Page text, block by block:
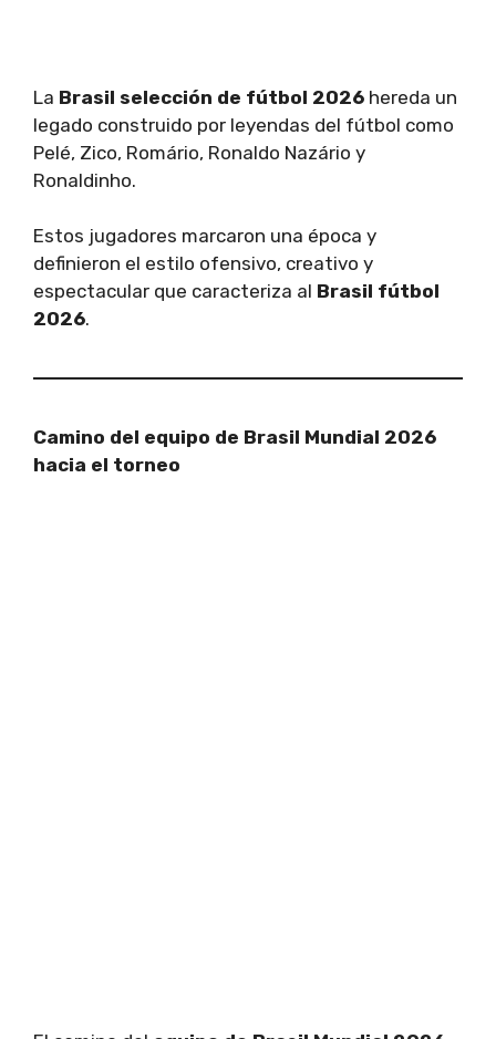
La Brasil selección de fútbol 2026 hereda un
legado construido por leyendas del fútbol como
Pelé, Zico, Romário, Ronaldo Nazário y
Ronaldinho.
Estos jugadores marcaron una época y
definieron el estilo ofensivo, creativo y
espectacular que caracteriza al Brasil fútbol
2026.
Camino del equipo de Brasil Mundial 2026
hacia el torneo